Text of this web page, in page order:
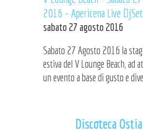
2016 - Apericena Live DjSet
sabato 27 agosto 2016
Sabato 27 Agosto 2016 la
estiva del V Lounge Beach, ad
un evento a base di gusto e
Discoteca Ostia